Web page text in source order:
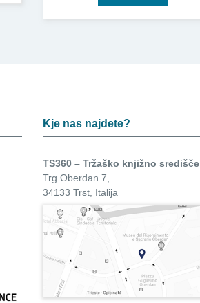
Kje nas najdete?
TS360 – Tržaško knjižno središče
Trg Oberdan 7,
34133 Trst, Italija